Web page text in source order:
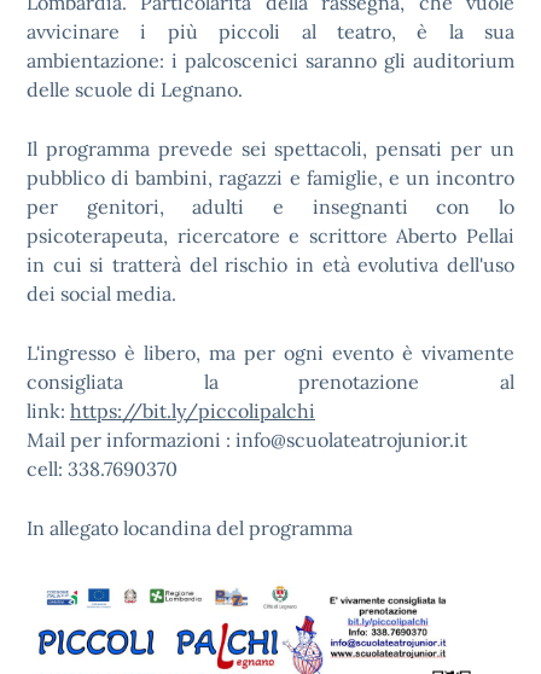
avvicinare i più piccoli al teatro, è la sua
ambientazione: i palcoscenici saranno gli auditorium
delle scuole di Legnano.
Il programma prevede sei spettacoli, pensati per un
pubblico di bambini, ragazzi e famiglie, e un incontro
per genitori, adulti e insegnanti con lo
psicoterapeuta, ricercatore e scrittore Aberto Pellai
in cui si tratterà del rischio in età evolutiva dell'uso
dei social media.
L'ingresso è libero, ma per ogni evento è vivamente
consigliata la prenotazione al
link: https://bit.ly/piccolipalchi
Mail per informazioni : info@scuolateatrojunior.it
cell: 338.7690370
In allegato locandina del programma